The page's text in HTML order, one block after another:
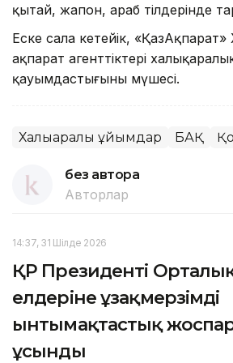
қытай, жапон, араб тілдерінде
Еске сала кетейік,
ақпарат агенттіктері
қауымдастығының мүшесі.
Халықаралық ұйымдар БАҚ
без автора
Авторлар
14:37, 31 Шілде 2026
ҚР Президенті
елдеріне ұзақмерзімді
ынтымақтастық
ұсынды